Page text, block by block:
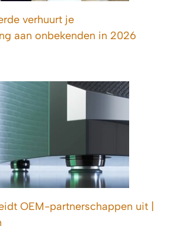
verhuurt je
aan onbekenden in 2026
OEM-partnerschappen uit |